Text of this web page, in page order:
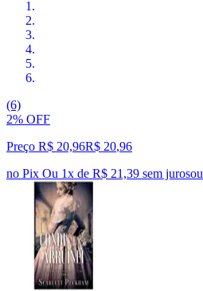
(6)
2% OFF
Preço R$ 20,96R$ 20,96
no Pix Ou 1x de R$ 21,39 sem jurosou